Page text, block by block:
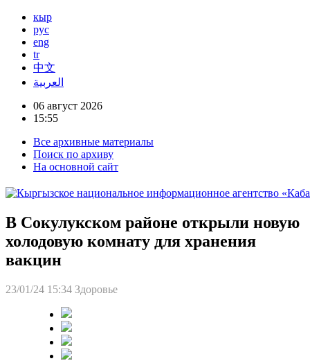
кыр
рус
eng
tr
中文
العربية
06 август 2026
15:55
Все архивные материалы
Поиск по архиву
На основной сайт
В Сокулукском районе открыли новую
холодовую комнату для хранения
вакцин
23/01/24 15:34 Здоровье